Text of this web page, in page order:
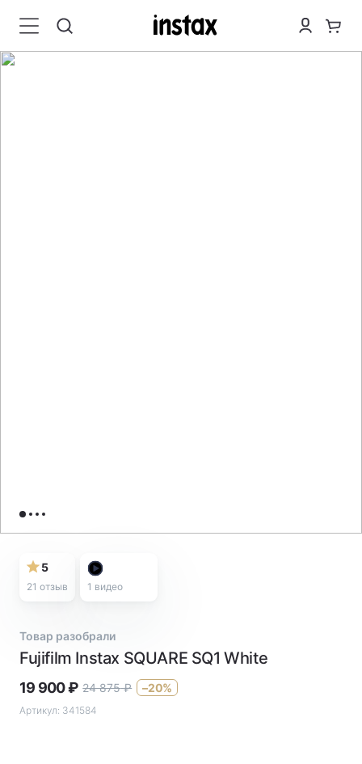
5
21 отзыв 1 видео
Товар разобрали
Fujifilm Instax SQUARE SQ1 White
19 900₽ 24 875 ₽ –20%
Артикул: 341584